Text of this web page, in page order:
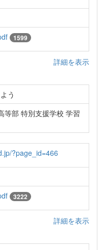
1599
詳細を表示
う
等部 特別支援学校 学習
?page_id=466
3222
詳細を表示